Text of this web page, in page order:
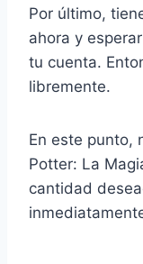
Por último,
ahora y
tu cuenta.
libremente.
En este punto,
Potter: La
cantidad